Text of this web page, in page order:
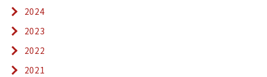
2024
2023
2022
2021